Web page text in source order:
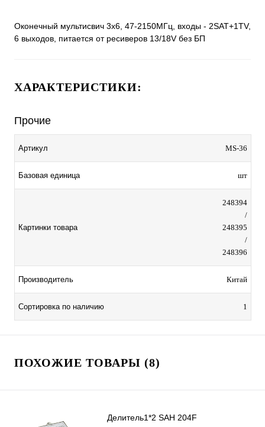
Оконечный мультисвич 3х6, 47-2150МГц, входы - 2SAT+1TV,
6 выходов, питается от ресиверов 13/18V без БП
ХАРАКТЕРИСТИКИ:
Прочие
Артикул MS-36
Базовая единица шт
Картинки товара
248394
/
248395
/
248396
Производитель Китай
Сортировка по наличию 1
ПОХОЖИЕ ТОВАРЫ (8)
Делитель1*2 SAH 204F